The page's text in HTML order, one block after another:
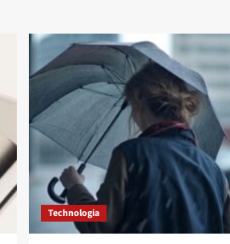
telefonu
podczas
ładowania
może
być
szkodliwe?
Technologia